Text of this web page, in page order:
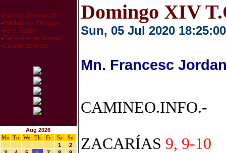
· Homilia Dominical
· Hablan los Obispos
· Fe y Razón
· Reflexion en libertad
·Colaboraciones
Aug 2026
Mo
Tu We Th Fr Sa
Su
1
2
Domingo XIV
Sun, 05 Jul 2020 18:25:00
Mn. Francesc
CAMINEO.INFO.-
ZACARÍAS 9, 9-10